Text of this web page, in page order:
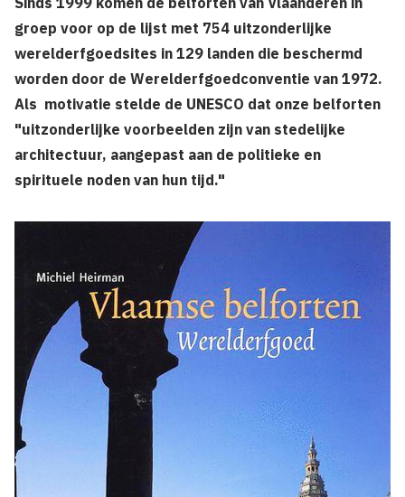
groep voor op de lijst met 754 uitzonderlijke
werelderfgoedsites in 129 landen die beschermd
worden door de Werelderfgoedconventie van 1972.
Als moti­vatie stelde de UNESCO dat onze belforten
"uitzonderlijke voorbeelden zijn van stede­lijke
architectuur, aangepast aan de poli­tieke en
spirituele noden van hun tijd."